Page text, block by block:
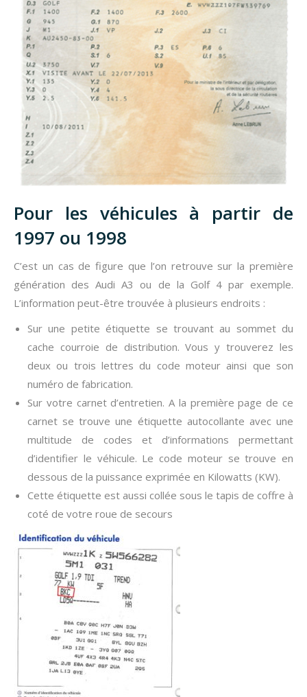
Pour les véhicules à partir de
1997 ou 1998
C’est un cas de figure que l’on retrouve sur la première
génération des Audi A3 ou de la Golf 4 par exemple.
L’information peut-être trouvée à plusieurs endroits :
Sur une petite étiquette se trouvant au sommet du
cache courroie de distribution. Vous y trouverez les
deux ou trois lettres du code moteur ainsi que son
numéro de fabrication.
Sur votre carnet d’entretien. A la première page de ce
carnet se trouve une étiquette autocollante avec une
multitude de codes et d’informations permettant
d’identifier le véhicule. Le code moteur se trouve en
dessous de la puissance exprimée en Kilowatts (KW).
Cette étiquette est aussi collée sous le tapis de coffre à
coté de votre roue de secours